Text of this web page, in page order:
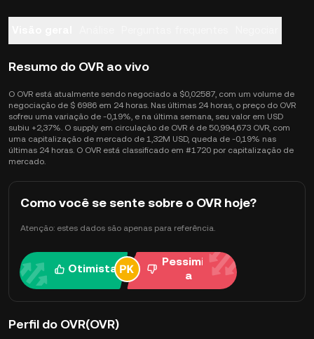
Resumo do OVR ao vivo
O OVR está atualmente sendo negociado a $0,02587, com um volume de
negociação de $ 6986 em 24 horas. Nas últimas 24 horas, o preço do OVR
sofreu uma variação de -0,19%, e na última semana, seu valor em USD
subiu +2,37%. O supply em circulação de OVR é de 50,994,673 OVR, com
uma capitalização de mercado de 1,32M USD, queda de -0,19% nas
últimas 24 horas. O OVR está classificado em #1720 por capitalização de
mercado.
Como você se sente sobre o OVR hoje?
Atenção: estes dados são apenas para referência.
Otimista
Pessimist
a
Perfil do OVR(OVR)